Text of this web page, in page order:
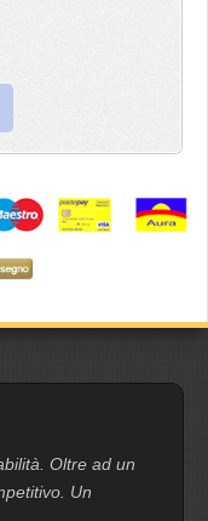
Oltre ad un
Un